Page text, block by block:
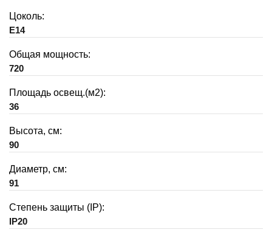
Цоколь:
E14
Общая мощность:
720
Площадь освещ.(м2):
36
Высота, см:
90
Диаметр, см:
91
Степень защиты (IP):
IP20